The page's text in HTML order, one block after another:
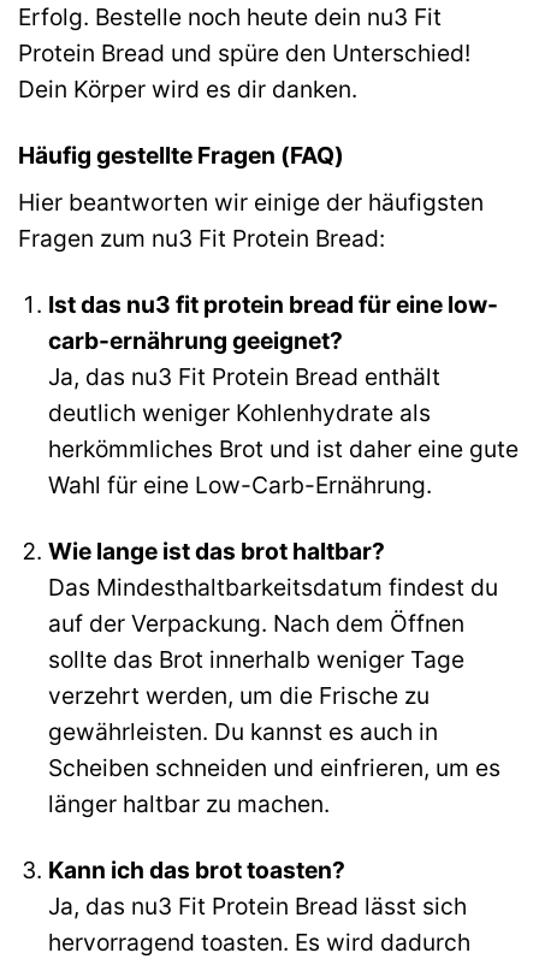
Erfolg. Bestelle noch heute dein nu3 Fit
Protein Bread und spüre den Unterschied!
Dein Körper wird es dir danken.
Häufig gestellte Fragen (FAQ)
Hier beantworten wir einige der häufigsten
Fragen zum nu3 Fit Protein Bread:
Ist das nu3 fit protein bread für eine low-
carb-ernährung geeignet?
Ja, das nu3 Fit Protein Bread enthält
deutlich weniger Kohlenhydrate als
herkömmliches Brot und ist daher eine gute
Wahl für eine Low-Carb-Ernährung.
Wie lange ist das brot haltbar?
Das Mindesthaltbarkeitsdatum findest du
auf der Verpackung. Nach dem Öffnen
sollte das Brot innerhalb weniger Tage
verzehrt werden, um die Frische zu
gewährleisten. Du kannst es auch in
Scheiben schneiden und einfrieren, um es
länger haltbar zu machen.
Kann ich das brot toasten?
Ja, das nu3 Fit Protein Bread lässt sich
hervorragend toasten. Es wird dadurch